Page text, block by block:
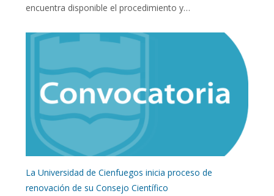
encuentra disponible el procedimiento y…
La Universidad de Cienfuegos inicia proceso de
renovación de su Consejo Científico